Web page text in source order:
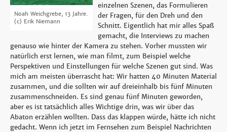
Noah Weichgrebe, 13 Jahre.
(c) Erik Niemann
einzelnen Szenen, das Formulieren
der Fragen, für den Dreh und den
Schnitt. Eigentlich hat mir alles Spaß
gemacht, die Interviews zu machen
genauso wie hinter der Kamera zu stehen. Vorher mussten wir
natürlich erst lernen, wie man filmt, zum Beispiel welche
Perspektiven und Einstellungen für welche Szenen gut sind. Was
mich am meisten überrascht hat: Wir hatten 40 Minuten Material
zusammen, und die sollten wir auf dreieinhalb bis fünf Minuten
zusammenschneiden. Es sind genau fünf Minuten geworden,
aber es ist tatsächlich alles Wichtige drin, was wir über das
Abaton erzählen wollten. Dass das klappen würde, hätte ich nicht
gedacht. Wenn ich jetzt im Fernsehen zum Beispiel Nachrichten